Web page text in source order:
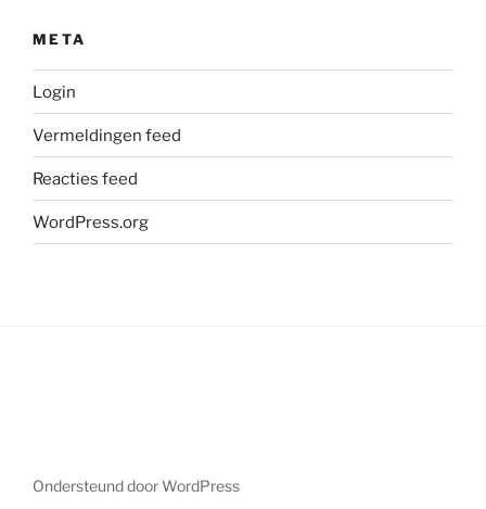
META
Login
Vermeldingen feed
Reacties feed
WordPress.org
Ondersteund door WordPress